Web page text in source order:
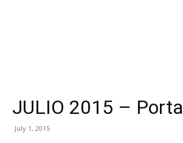
JULIO 2015 –
July 1, 2015